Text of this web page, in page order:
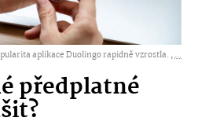
aplikace Duolingo rapidně vzrostla. ,...
předplatné